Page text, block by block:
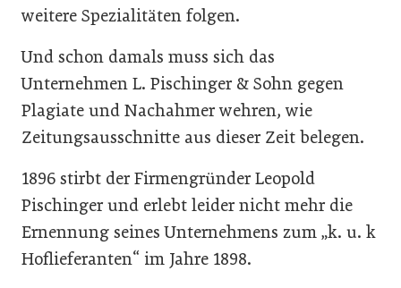
weitere Spezialitäten folgen.
Und schon damals muss sich das
Unternehmen L. Pischinger & Sohn gegen
Plagiate und Nachahmer wehren, wie
Zeitungsausschnitte aus dieser Zeit belegen.
1896 stirbt der Firmengründer Leopold
Pischinger und erlebt leider nicht mehr die
Ernennung seines Unternehmens zum „k. u. k
Hoflieferanten“ im Jahre 1898.